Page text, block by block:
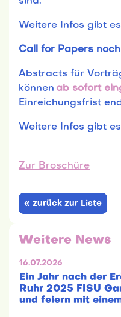
Weitere Infos gibt es
Call for Papers
Abstracts für
können ab sofort
Einreichungsfrist
Weitere Infos gibt es
Zur Broschüre
« zurück zur Liste
Weitere News
16.07.2026
Ein Jahr nach der
Ruhr 2025 FISU
und feiern mit